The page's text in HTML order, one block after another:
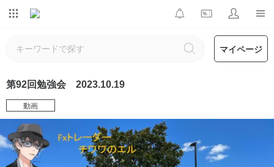
マイページ
第92回勉強会 2023.10.19
動画